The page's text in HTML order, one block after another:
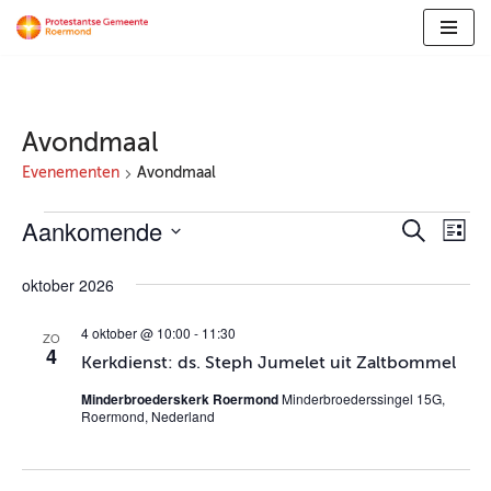
inhoud
Avondmaal
Evenementen Avondmaal
Zoeken
Lijst
Aankomende
een
oktober 2026
ZO
4 Kerkdienst: ds. Steph Jumelet uit Zaltbommel
4 oktober @ 10:00 - 11:30
Minderbroederskerk RoermondMinderbroederssingel 15G,
Roermond, Nederland